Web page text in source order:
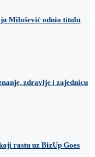
Milošević odnio titulu
zdravlje i zajednicu
rastu uz BizUp Goes